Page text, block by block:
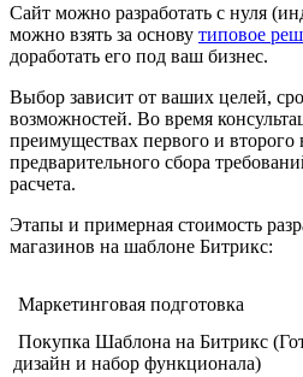
Сайт можно разработать с нуля
можно взять за основу типовое
доработать его под ваш бизнес.
Выбор зависит от ваших целей,
возможностей. Во время
преимуществах первого и второго
предварительного сбора
расчета.
Этапы и примерная стоимость
магазинов на шаблоне Битрикс:
Маркетинговая подготовка
Покупка Шаблона на Битрикс
дизайн и набор функционала)